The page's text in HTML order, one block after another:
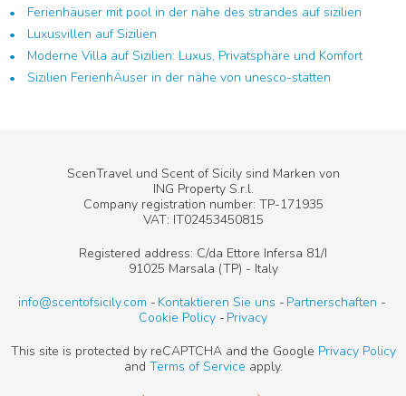
Ferienhäuser mit pool in der nähe des strandes auf sizilien
Luxusvillen auf Sizilien
Moderne Villa auf Sizilien: Luxus, Privatsphäre und Komfort
Sizilien FerienhÄuser in der nähe von unesco-stätten
ScenTravel und Scent of Sicily sind Marken von
ING Property S.r.l.
Company registration number: TP-171935
VAT: IT02453450815
Registered address: C/da Ettore Infersa 81/I
91025 Marsala (TP) - Italy
info@scentofsicily.com
Kontaktieren Sie uns
Partnerschaften
Cookie Policy
Privacy
This site is protected by reCAPTCHA and the Google Privacy Policy
and Terms of Service apply.